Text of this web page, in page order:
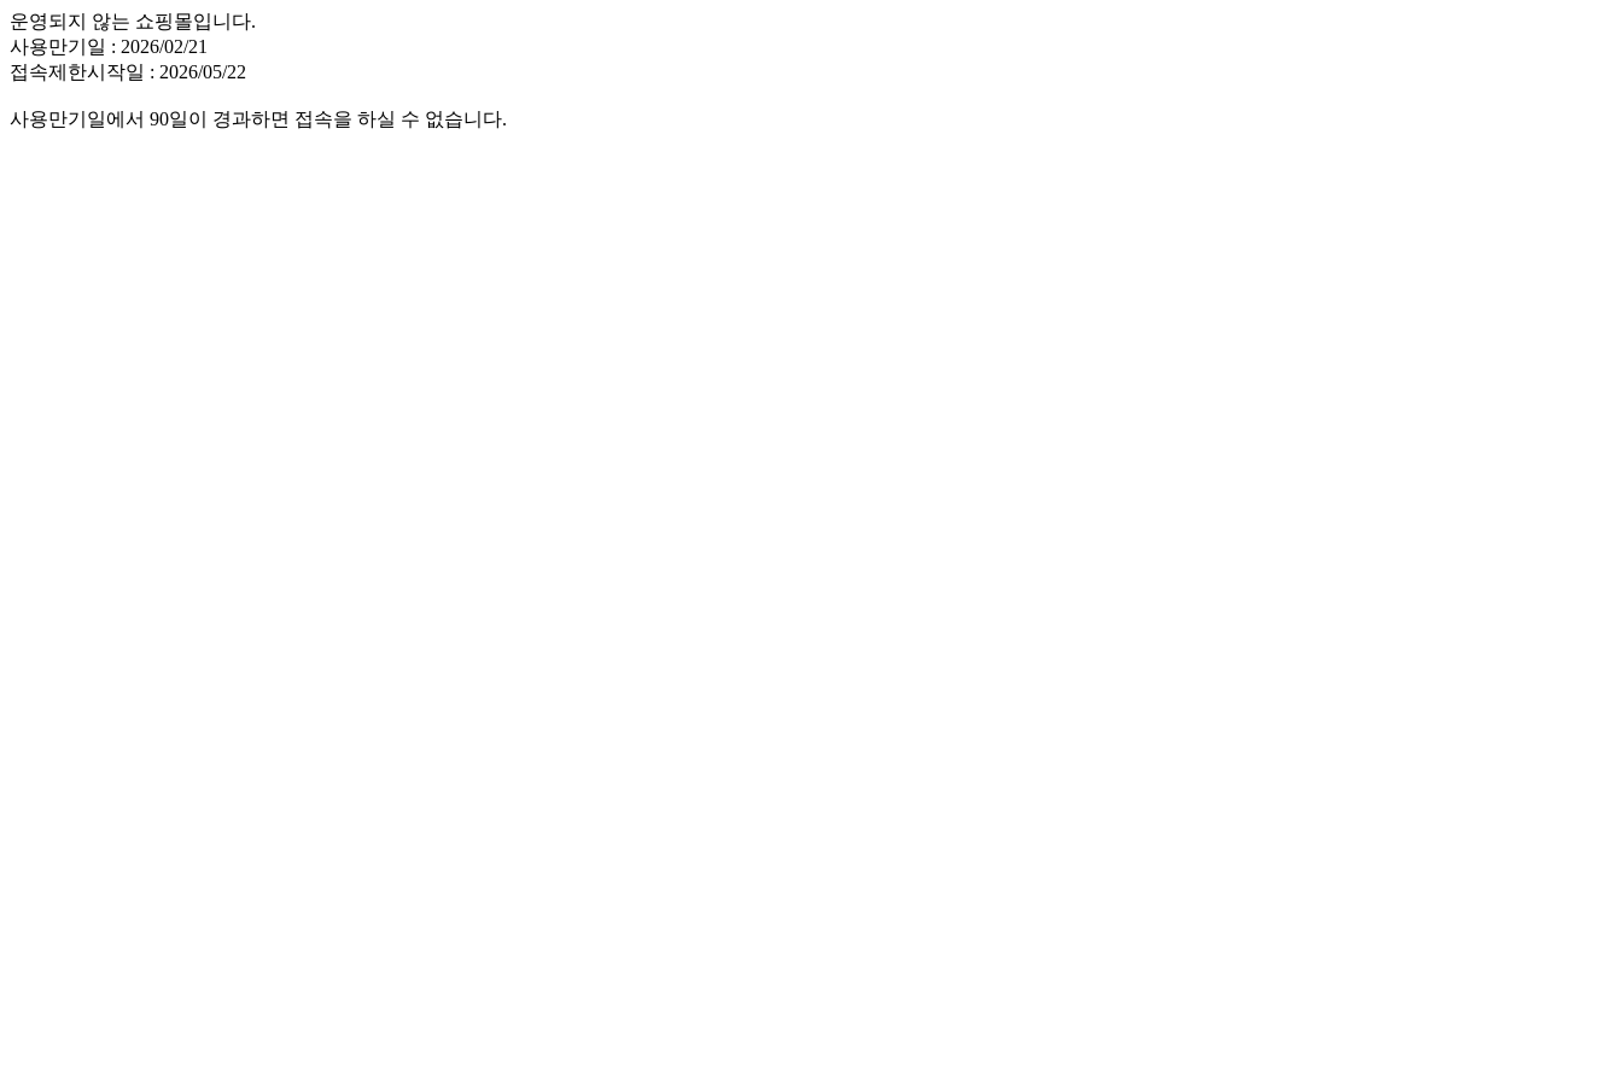
운영되지 않는 쇼핑몰입니다.
사용만기일 : 2026/02/21
접속제한시작일 : 2026/05/22
사용만기일에서 90일이 경과하면 접속을 하실 수 없습니다.